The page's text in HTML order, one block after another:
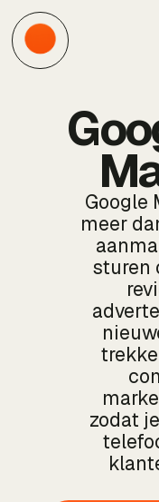
Google
meer
sturen
zodat